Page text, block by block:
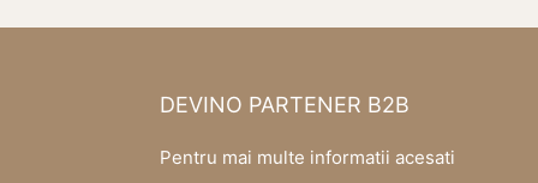
DEVINO PARTENER B2B
Pentru mai multe informatii acesati